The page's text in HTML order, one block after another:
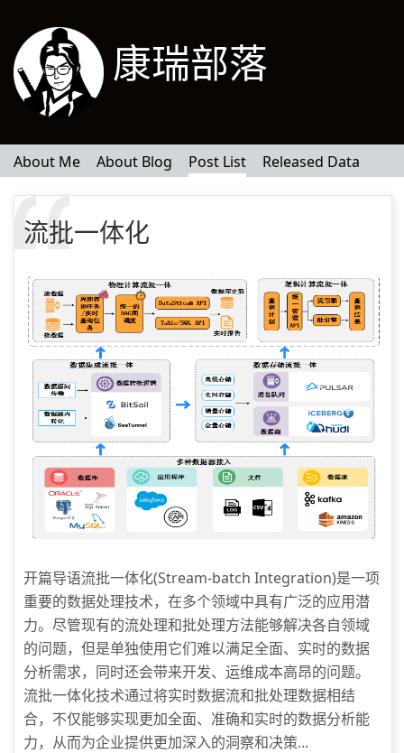
康瑞部落
About Me About Blog Post List Released Data
流批一体化
开篇导语流批一体化(Stream-batch Integration)是一项
重要的数据处理技术，在多个领域中具有广泛的应用潜
力。尽管现有的流处理和批处理方法能够解决各自领域
的问题，但是单独使用它们难以满足全面、实时的数据
分析需求，同时还会带来开发、运维成本高昂的问题。
流批一体化技术通过将实时数据流和批处理数据相结
合，不仅能够实现更加全面、准确和实时的数据分析能
力，从而为企业提供更加深入的洞察和决策...